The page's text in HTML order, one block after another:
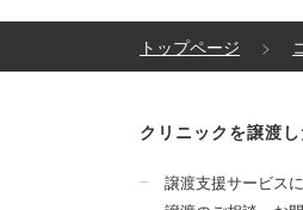
トップページ
クリニックを譲渡
譲渡支援サービス